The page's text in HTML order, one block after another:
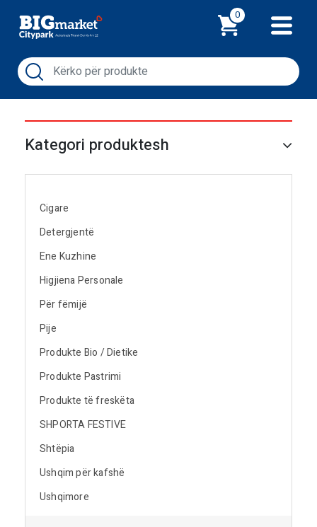
0
Kategori produktesh
Cigare
Detergjentë
Ene Kuzhine
Higjiena Personale
Për fëmijë
Pije
Produkte Bio / Dietike
Produkte Pastrimi
Produkte të freskëta
SHPORTA FESTIVE
Shtëpia
Ushqim për kafshë
Ushqimore